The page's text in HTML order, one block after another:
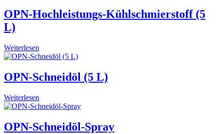
OPN-Hochleistungs-Kühlschmierstoff (5
L)
Weiterlesen
OPN-Schneidöl (5 L)
Weiterlesen
OPN-Schneidöl-Spray